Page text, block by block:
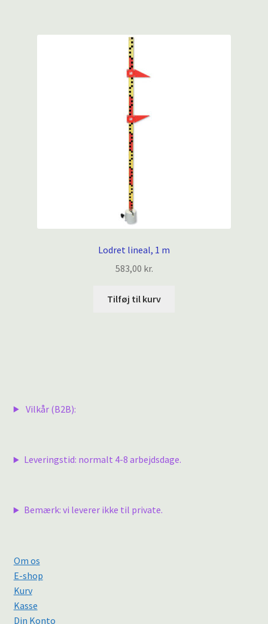
Lodret lineal, 1 m
583,00 kr.
Tilføj til kurv
Vilkår (B2B):
Leveringstid: normalt 4-8 arbejdsdage.
Bemærk: vi leverer ikke til private.
Om os
E-shop
Kurv
Kasse
Din Konto